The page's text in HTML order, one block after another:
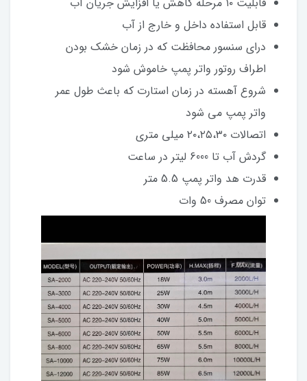
قابل استفاده داخل و خارج از آب
درای سنسور محافظت که در زمان خشک بودن
اطراف روتور واتر پمپ خاموش شود
شروع آهسته در زمان استارت که باعث طول عمر
واتر پمپ می شود
اتصالات ۲۰،۲۵،۳۰ میلی متری
گردش آب تا 6000 لیتر در ساعت
قدرت هد واتر پمپ 5.5 متر
توان مصرف 50 وات